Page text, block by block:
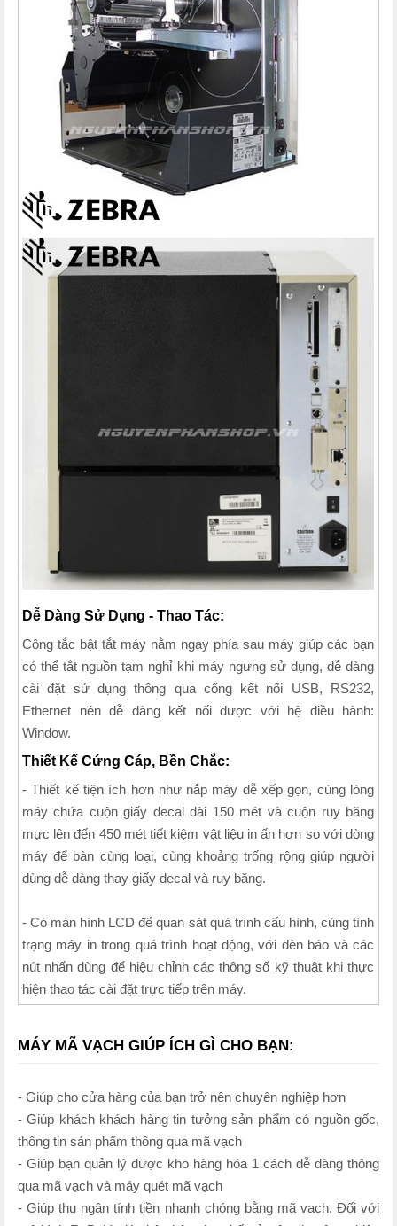
Dễ Dàng Sử Dụng - Thao Tác:
Công tắc bật tắt máy nằm ngay phía sau máy giúp các bạn
có thể tắt nguồn tạm nghỉ khi máy ngưng sử dụng, dễ dàng
cài đặt sử dụng thông qua cổng kết nối USB, RS232,
Ethernet nên dễ dàng kết nối được với hệ điều hành:
Window.
Thiết Kế Cứng Cáp, Bền Chắc:
- Thiết kế tiện ích hơn như nắp máy dễ xếp gọn, cùng lòng
máy chứa cuộn giấy decal dài 150 mét và cuộn ruy băng
mực lên đến 450 mét tiết kiệm vật liệu in ấn hơn so với dòng
máy để bàn cùng loại, cùng khoảng trống rộng giúp người
dùng dễ dàng thay giấy decal và ruy băng.
- Có màn hình LCD để quan sát quá trình cấu hình, cùng tình
trạng máy in trong quá trình hoạt động, với đèn báo và các
nút nhấn dùng để hiệu chỉnh các thông số kỹ thuật khi thực
hiện thao tác cài đặt trực tiếp trên máy.
MÁY MÃ VẠCH GIÚP ÍCH GÌ CHO BẠN:
- Giúp cho cửa hàng của bạn trở nên chuyên nghiệp hơn
- Giúp khách khách hàng tin tưởng sản phẩm có nguồn gốc,
thông tin sản phẩm thông qua mã vạch
- Giúp bạn quản lý được kho hàng hóa 1 cách dễ dàng thông
qua mã vạch và máy quét mã vạch
- Giúp thu ngân tính tiền nhanh chóng bằng mã vạch. Đối với